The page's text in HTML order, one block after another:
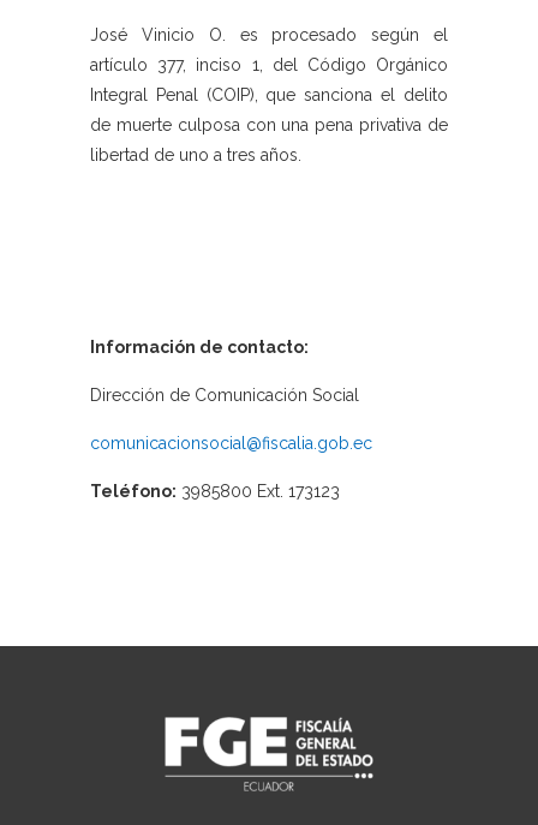
José Vinicio O. es procesado según el
artículo 377, inciso 1, del Código Orgánico
Integral Penal (COIP), que sanciona el delito
de muerte culposa con una pena privativa de
libertad de uno a tres años.
Información de contacto:
Dirección de Comunicación Social
comunicacionsocial@fiscalia.gob.ec
Teléfono: 3985800 Ext. 173123